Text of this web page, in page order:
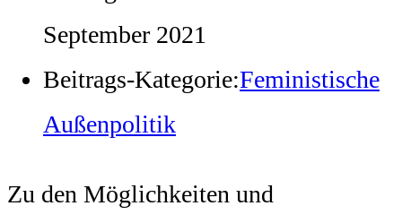
September 2021
Beitrags-Kategorie:Feministische
Außenpolitik
Zu den Möglichkeiten und